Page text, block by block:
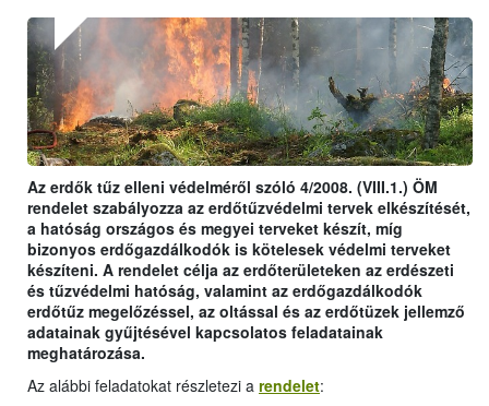
Az erdők tűz elleni védelméről szóló 4/2008. (VIII.1.) ÖM
rendelet szabályozza az erdőtűzvédelmi tervek elkészítését,
a hatóság országos és megyei terveket készít, míg
bizonyos erdőgazdálkodók is kötelesek védelmi terveket
készíteni. A rendelet célja az erdőterületeken az erdészeti
és tűzvédelmi hatóság, valamint az erdőgazdálkodók
erdőtűz megelőzéssel, az oltással és az erdőtüzek jellemző
adatainak gyűjtésével kapcsolatos feladatainak
meghatározása.
Az alábbi feladatokat részletezi a rendelet: